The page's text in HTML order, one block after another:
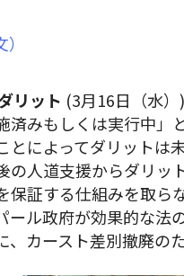
リット (3月16日（水
済みもしくは実行中」
とによってダリットは
の人道支援からダリ
保証する仕組みを取ら
ール政府が効果的な法
、カースト差別撤廃の